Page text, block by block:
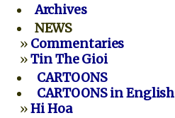
Archives
NEWS
» Commentaries
»Tin The Gioi
CARTOONS
CARTOONS in English
»Hi Hoa